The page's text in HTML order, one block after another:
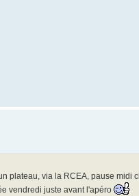
plateau, via la RCEA, pause midi
vendredi juste avant l'apéro